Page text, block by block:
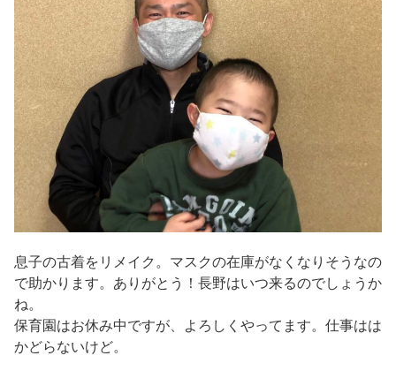
息子の古着をリメイク。マスクの在庫がなくなりそうなの
で助かります。ありがとう！長野はいつ来るのでしょうか
ね。
保育園はお休み中ですが、よろしくやってます。仕事はは
かどらないけど。